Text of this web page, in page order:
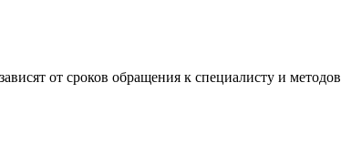
от сроков обращения к специалисту и